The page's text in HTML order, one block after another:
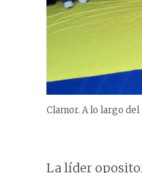
Clamor. A lo largo
La líder